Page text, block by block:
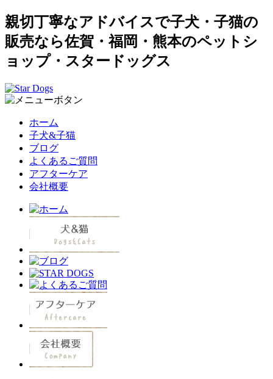
親切丁寧なアドバイスで子犬・子猫の
販売なら佐賀・福岡・熊本のペットシ
ョップ・スタードッグス
ホーム
子犬&子猫
ブログ
よくあるご質問
アフターケア
会社概要